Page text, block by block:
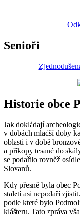
Senioři
Historie obce
Jak dokládají
v dobách mladší doby
oblasti i v době
a příkopy tesané do
se podařilo rovněž
Slovanů.
Kdy přesně byla obec
staletí asi nepodaří
podle které bylo
klášteru. Tato zpráva